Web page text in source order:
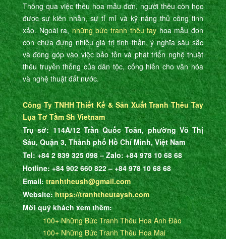
Thông qua việc thêu hoa mẫu đơn, người thêu còn học
được sự kiên nhẫn, sự tỉ mỉ và kỹ năng thủ công tinh
xảo. Ngoài ra,những bức tranh thêu tayhoa mẫu đơn
còn chứa đựng nhiều giá trị tinh thần, ý nghĩa sâu sắc
và đóng góp vào việc bảo tồn và phát triển nghệ thuật
thêu truyền thống của dân tộc, cống hiến cho văn hóa
và nghệ thuật đất nước.
Công Ty TNHH Thiết Kế & Sản Xuất Tranh Thêu Tay
Lụa Tơ Tằm Sh Vietnam
Trụ sở: 114A/12 Trần Quốc Toản, phường Võ Thị
Sáu, Quận 3, Thành phố Hồ Chí Minh, Việt Nam
Tel: +84 2 839 325 098 – Zalo: +84 978 10 68 68
Hotline: +84 902 660 822 – +84 978 10 68 68
Email:tranhtheush@gmail.com
Website:https://tranhtheutaysh.com
Mời quý khách xem thêm:
100+ Những Bức Tranh Thêu Hoa Anh Đào
100+ Những Bức Tranh Thêu Hoa Mai